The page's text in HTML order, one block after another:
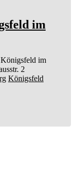
im
im
2
Königsfeld